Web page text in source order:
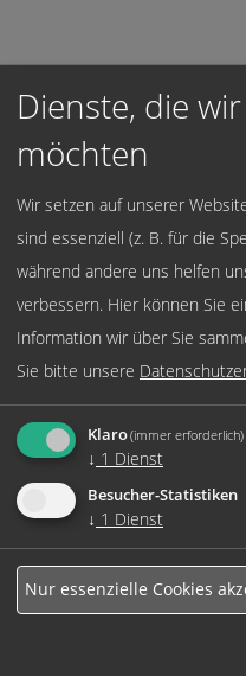
Jetzt online
Weitere Jobs
Rufen Sie uns
Dienste, die
möchten
Wir setzen auf unserer
sind essenziell (z. B. für die
während andere uns helfen
verbessern. Hier können Sie
Information wir über Sie
Sie bitte unsere
Klaro(immer erforderlich)
↓ 1 Dienst
Besucher-Statistiken
↓ 1 Dienst
Nur essenzielle Cookies